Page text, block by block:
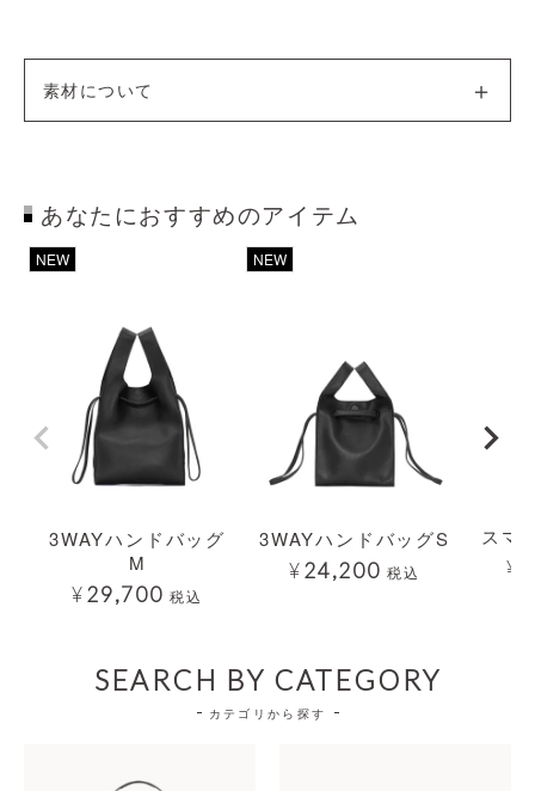
素材について
あなたにおすすめのアイテム
NEW
3WAYハンドバッグ
M
¥29,700 税込
NEW
3WAYハンドバッグS
¥24,200 税込
スマ
¥
SEARCH BY CATEGORY
カテゴリから探す